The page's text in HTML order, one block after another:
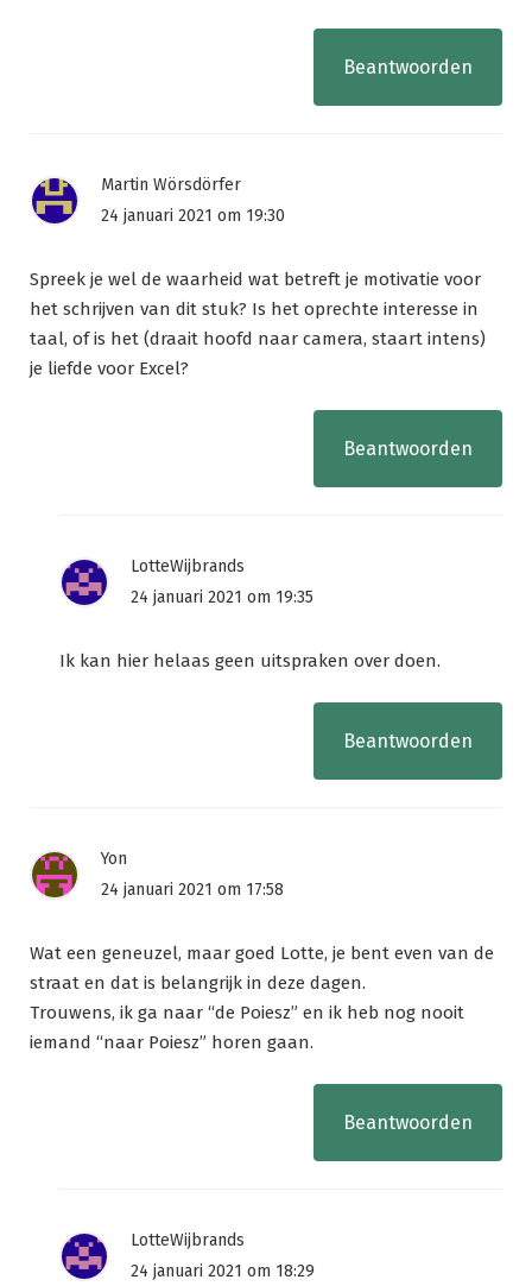
Beantwoorden
Martin Wörsdörfer
24 januari 2021 om 19:30
Spreek je wel de waarheid wat betreft je motivatie voor
het schrijven van dit stuk? Is het oprechte interesse in
taal, of is het (draait hoofd naar camera, staart intens)
je liefde voor Excel?
Beantwoorden
LotteWijbrands
24 januari 2021 om 19:35
Ik kan hier helaas geen uitspraken over doen.
Beantwoorden
Yon
24 januari 2021 om 17:58
Wat een geneuzel, maar goed Lotte, je bent even van de
straat en dat is belangrijk in deze dagen.
Trouwens, ik ga naar “de Poiesz” en ik heb nog nooit
iemand “naar Poiesz” horen gaan.
Beantwoorden
LotteWijbrands
24 januari 2021 om 18:29